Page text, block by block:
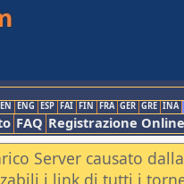
ENG ESP FAI FIN FRA GER GRE INA
FAQ Registrazione Online
Server causato
i link di tutti i